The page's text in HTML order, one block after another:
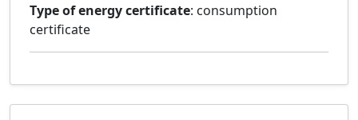
Type of energy certificate: consumption
certificate